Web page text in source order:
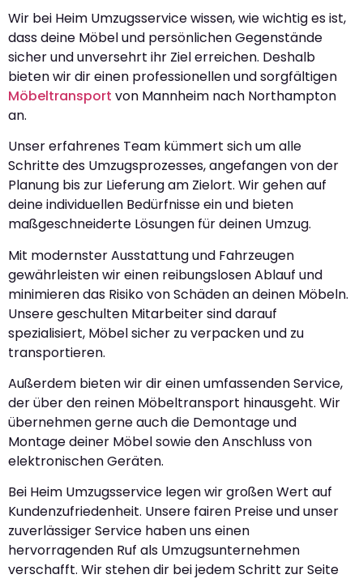
Wir bei Heim Umzugsservice wissen, wie wichtig es ist,
dass deine Möbel und persönlichen Gegenstände
sicher und unversehrt ihr Ziel erreichen. Deshalb
bieten wir dir einen professionellen und sorgfältigen
Möbeltransport von Mannheim nach Northampton
an.
Unser erfahrenes Team kümmert sich um alle
Schritte des Umzugsprozesses, angefangen von der
Planung bis zur Lieferung am Zielort. Wir gehen auf
deine individuellen Bedürfnisse ein und bieten
maßgeschneiderte Lösungen für deinen Umzug.
Mit modernster Ausstattung und Fahrzeugen
gewährleisten wir einen reibungslosen Ablauf und
minimieren das Risiko von Schäden an deinen Möbeln.
Unsere geschulten Mitarbeiter sind darauf
spezialisiert, Möbel sicher zu verpacken und zu
transportieren.
Außerdem bieten wir dir einen umfassenden Service,
der über den reinen Möbeltransport hinausgeht. Wir
übernehmen gerne auch die Demontage und
Montage deiner Möbel sowie den Anschluss von
elektronischen Geräten.
Bei Heim Umzugsservice legen wir großen Wert auf
Kundenzufriedenheit. Unsere fairen Preise und unser
zuverlässiger Service haben uns einen
hervorragenden Ruf als Umzugsunternehmen
verschafft. Wir stehen dir bei jedem Schritt zur Seite